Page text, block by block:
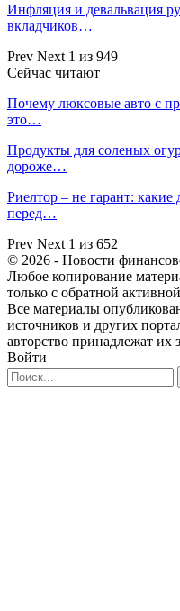
Инфляция и девальвация
вкладчиков…
Prev Next 1 из 949
Сейчас читают
Почему люксовые авто с
это…
Продукты для соленых
дороже…
Риелтор – не гарант:
перед…
Prev Next 1 из 652
© 2026 - Новости
Любое копирование
только с обратной
Все материалы
источников и других
авторство принадлежат их
Войти